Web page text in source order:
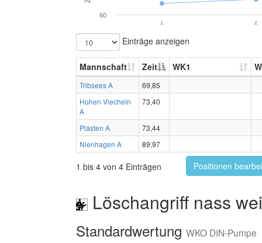
1. 2.
60
Einträge anzeigen
Mannschaft Zeit WK1
Tribsees A
69,85
Hohen Viecheln
A
73,40
Plasten A
73,44
Nienhagen A
89,97
1 bis 4 von 4 Einträgen Positionen
Löschangriff nass
Standardwertung WKO DIN-Pumpe